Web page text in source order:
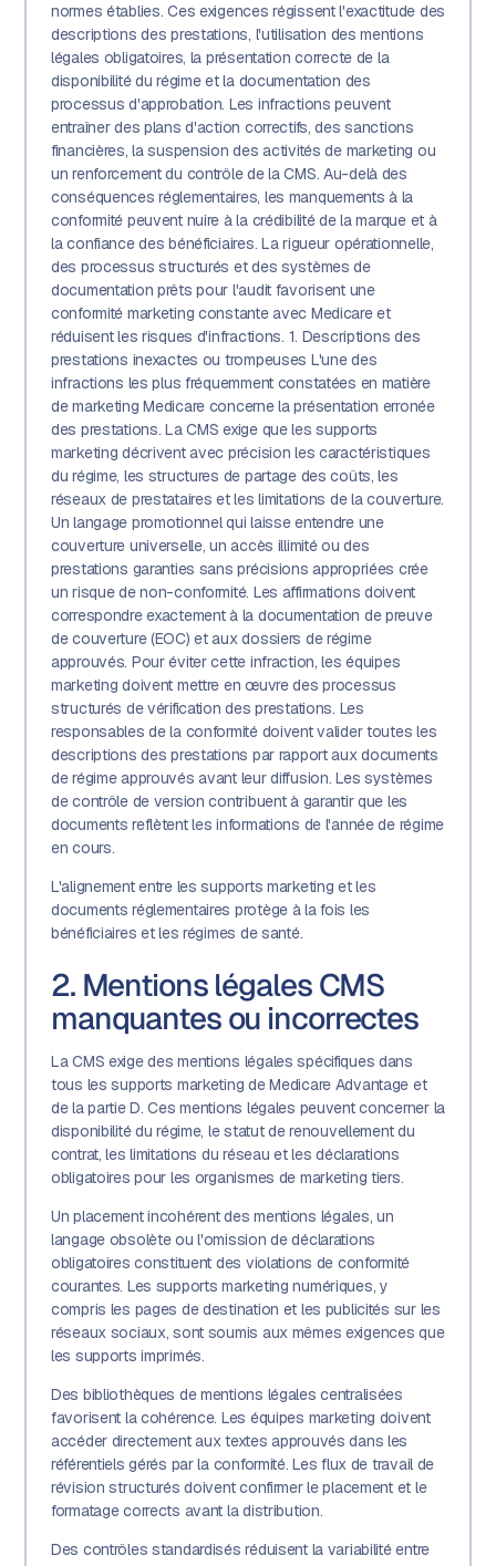
normes établies. Ces exigences régissent l'exactitude des
descriptions des prestations, l'utilisation des mentions
légales obligatoires, la présentation correcte de la
disponibilité du régime et la documentation des
processus d'approbation. Les infractions peuvent
entraîner des plans d'action correctifs, des sanctions
financières, la suspension des activités de marketing ou
un renforcement du contrôle de la CMS. Au-delà des
conséquences réglementaires, les manquements à la
conformité peuvent nuire à la crédibilité de la marque et à
la confiance des bénéficiaires. La rigueur opérationnelle,
des processus structurés et des systèmes de
documentation prêts pour l'audit favorisent une
conformité marketing constante avec Medicare et
réduisent les risques d'infractions. 1. Descriptions des
prestations inexactes ou trompeuses L'une des
infractions les plus fréquemment constatées en matière
de marketing Medicare concerne la présentation erronée
des prestations. La CMS exige que les supports
marketing décrivent avec précision les caractéristiques
du régime, les structures de partage des coûts, les
réseaux de prestataires et les limitations de la couverture.
Un langage promotionnel qui laisse entendre une
couverture universelle, un accès illimité ou des
prestations garanties sans précisions appropriées crée
un risque de non-conformité. Les affirmations doivent
correspondre exactement à la documentation de preuve
de couverture (EOC) et aux dossiers de régime
approuvés. Pour éviter cette infraction, les équipes
marketing doivent mettre en œuvre des processus
structurés de vérification des prestations. Les
responsables de la conformité doivent valider toutes les
descriptions des prestations par rapport aux documents
de régime approuvés avant leur diffusion. Les systèmes
de contrôle de version contribuent à garantir que les
documents reflètent les informations de l'année de régime
en cours.
L'alignement entre les supports marketing et les
documents réglementaires protège à la fois les
bénéficiaires et les régimes de santé.
2. Mentions légales CMS
manquantes ou incorrectes
La CMS exige des mentions légales spécifiques dans
tous les supports marketing de Medicare Advantage et
de la partie D. Ces mentions légales peuvent concerner la
disponibilité du régime, le statut de renouvellement du
contrat, les limitations du réseau et les déclarations
obligatoires pour les organismes de marketing tiers.
Un placement incohérent des mentions légales, un
langage obsolète ou l'omission de déclarations
obligatoires constituent des violations de conformité
courantes. Les supports marketing numériques, y
compris les pages de destination et les publicités sur les
réseaux sociaux, sont soumis aux mêmes exigences que
les supports imprimés.
Des bibliothèques de mentions légales centralisées
favorisent la cohérence. Les équipes marketing doivent
accéder directement aux textes approuvés dans les
référentiels gérés par la conformité. Les flux de travail de
révision structurés doivent confirmer le placement et le
formatage corrects avant la distribution.
Des contrôles standardisés réduisent la variabilité entre